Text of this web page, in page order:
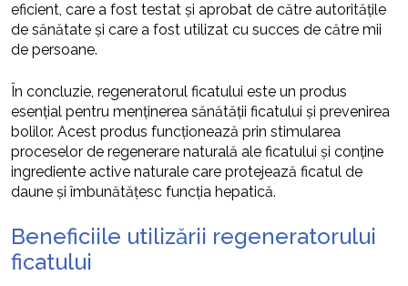
eficient, care a fost testat și aprobat de către autoritățile
de sănătate și care a fost utilizat cu succes de către mii
de persoane.
În concluzie, regeneratorul ficatului este un produs
esențial pentru menținerea sănătății ficatului și prevenirea
bolilor. Acest produs funcționează prin stimularea
proceselor de regenerare naturală ale ficatului și conține
ingrediente active naturale care protejează ficatul de
daune și îmbunătățesc funcția hepatică.
Beneficiile utilizării regeneratorului
ficatului